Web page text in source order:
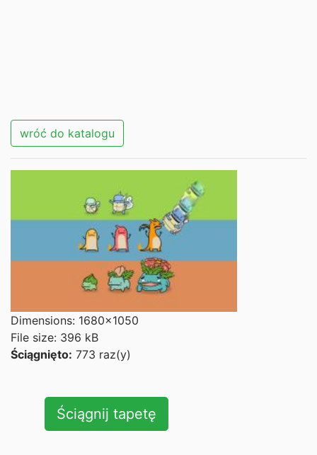
wróć do katalogu
Dimensions: 1680x1050
File size: 396 kB
Ściągnięto: 773 raz(y)
Ściągnij tapetę